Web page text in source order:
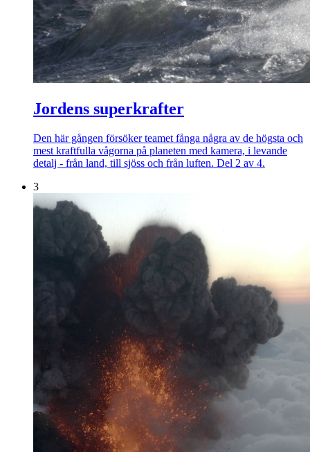
Jordens superkrafter
Den här gången försöker teamet fånga några av de högsta och
mest kraftfulla vågorna på planeten med kamera, i levande
detalj - från land, till sjöss och från luften. Del 2 av 4.
3